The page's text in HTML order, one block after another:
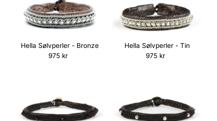
Hella Sølvperler - Bronze
Normalpris
975 kr
Hella Sølvperler - Tin
Normalpris
975 kr